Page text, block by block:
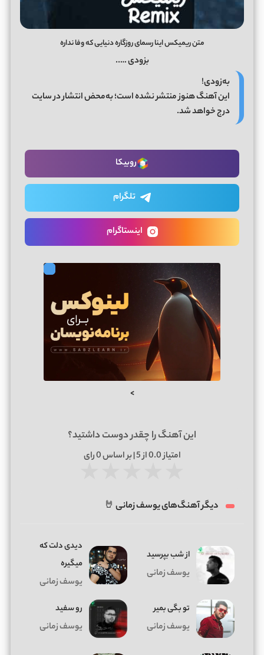
متن ریمیکس اینا رسمای روزگاره دنیایی که وفا نداره
بزودی …..
به‌زودی!
این آهنگ هنوز منتشر نشده است؛ به‌محض انتشار در سایت
درج خواهد شد.
روبیکا
تلگرام
اینستاگرام
>
این آهنگ را چقدر دوست داشتید؟
امتیاز0.0از 5 | بر اساس 0رای
دیگر آهنگ‌های یوسف زمانی 🤘
از شب بپرسید
یوسف زمانی
دیدی دلت که
میگیره
یوسف زمانی
تو بگی بمیر
یوسف زمانی
رو سفید
یوسف زمانی